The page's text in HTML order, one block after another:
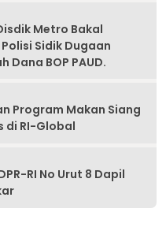
Metro Bakal
Sidik Dugaan
Dana BOP PAUD.
Program Makan Siang
di RI-Global
RI No Urut 8 Dapil